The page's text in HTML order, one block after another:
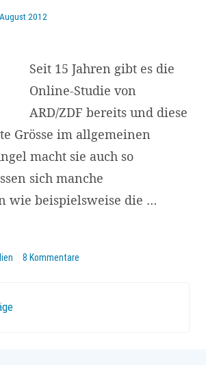
2012
Seit 15 Jahren gibt es die
Online-Studie von
ARD/ZDF bereits und diese
Grösse im allgemeinen
macht sie auch so
sich manche
wie beispielsweise die …
8 Kommentare